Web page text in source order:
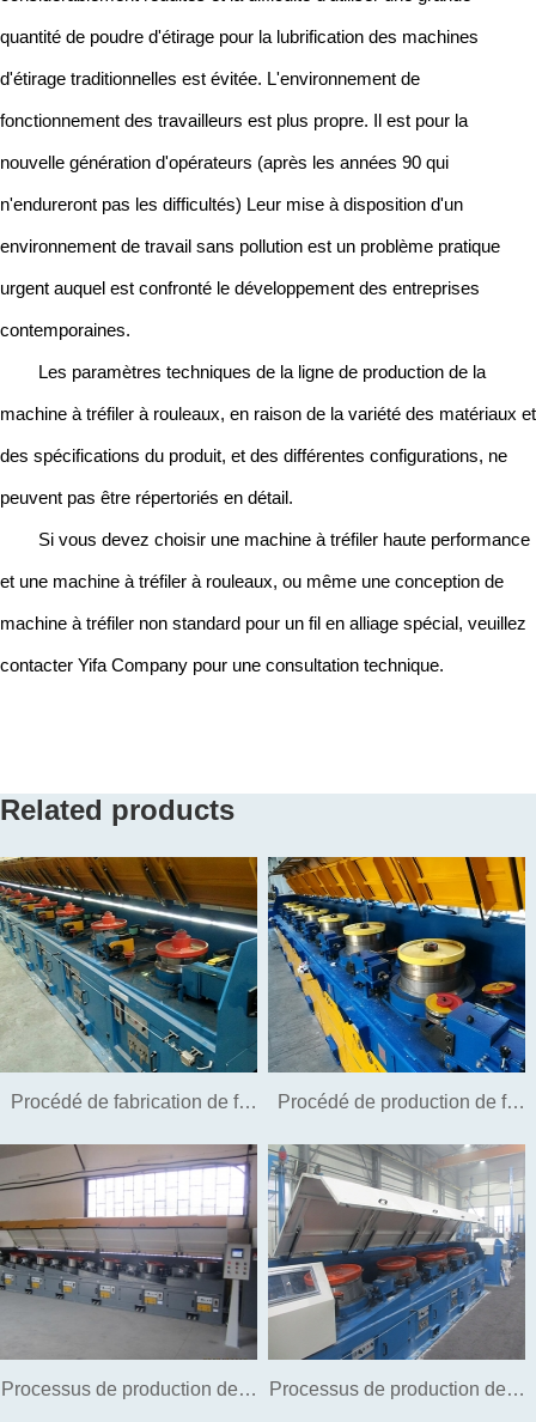
quantité de poudre d'étirage pour la lubrification des machines
d'étirage traditionnelles est évitée. L'environnement de
fonctionnement des travailleurs est plus propre. Il est pour la
nouvelle génération d'opérateurs (après les années 90 qui
n'endureront pas les difficultés) Leur mise à disposition d'un
environnement de travail sans pollution est un problème pratique
urgent auquel est confronté le développement des entreprises
contemporaines.
Les paramètres techniques de la ligne de production de la
machine à tréfiler à rouleaux, en raison de la variété des matériaux et
des spécifications du produit, et des différentes configurations, ne
peuvent pas être répertoriés en détail.
Si vous devez choisir une machine à tréfiler haute performance
et une machine à tréfiler à rouleaux, ou même une conception de
machine à tréfiler non standard pour un fil en alliage spécial, veuillez
contacter Yifa Company pour une consultation technique.
Related products
Procédé de fabrication de fil
d'acier à clouer et de fil à clou
sans lavage
Procédé de production de fil
d'acier (acier) galvanisé sans
acide
Processus de production de fil Processus de production de fil